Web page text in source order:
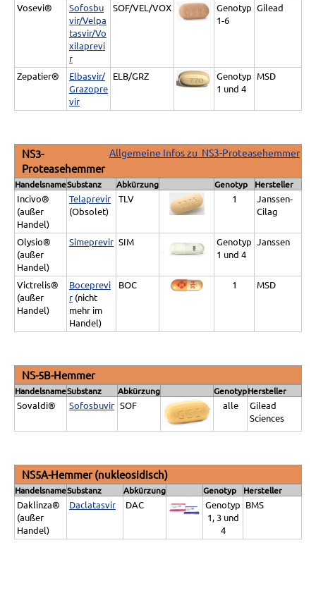
Vosevi®
Sofosbu
vir/Velpa
tasvir/Vo
xilaprevi
r
SOF/VEL/VOX
Genotyp
1-6
Gilead
Zepatier®
Elbasvir/
Grazopre
vir
ELB/GRZ
Genotyp
1 und 4
MSD
Allgemeine Infos zu NS3-Proteasehemmer
NS3-
Proteasehemmer
HandelsnameSubstanz Abkürzung Genotyp Hersteller
Incivo®
(außer
Handel)
Telaprevir
(Obsolet)
TLV 1
Janssen-
Cilag
Olysio®
(außer
Handel)
Simeprevir SIM
Genotyp
1 und 4
Janssen
Victrelis®
(außer
Handel)
Boceprevi
r (nicht
mehr im
Handel)
BOC 1 MSD
NS-5B-Hemmer
HandelsnameSubstanz Abkürzung GenotypHersteller
Sovaldi® Sofosbuvir SOF alle
Gilead
Sciences
NS5A-Hemmer (nukleosidisch)
HandelsnameSubstanz Abkürzung Genotyp Hersteller
Daklinza®
(außer
Handel)
Daclatasvir DAC
Genotyp
1, 3 und
4
BMS